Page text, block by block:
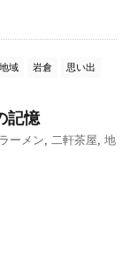
地域 岩倉 思い出
記憶
ーメン 二軒茶屋 地